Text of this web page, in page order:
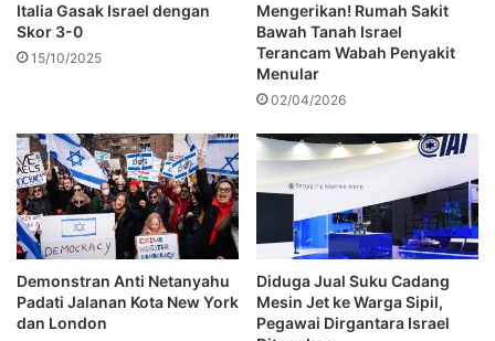
Italia Gasak Israel dengan
Skor 3-0
15/10/2025
Mengerikan! Rumah Sakit
Bawah Tanah Israel
Terancam Wabah Penyakit
Menular
02/04/2026
Demonstran Anti Netanyahu
Padati Jalanan Kota New York
dan London
Diduga Jual Suku Cadang
Mesin Jet ke Warga Sipil,
Pegawai Dirgantara Israel